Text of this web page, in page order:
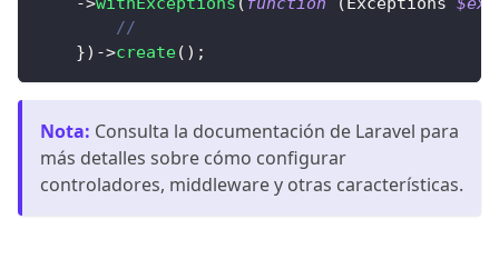
//
}) ->create( ) ;
Nota: Consulta la documentación de Laravel para
más detalles sobre cómo configurar
controladores, middleware y otras características.